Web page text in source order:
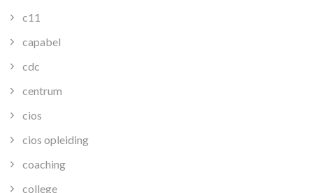
c11
capabel
cdc
centrum
cios
cios opleiding
coaching
college